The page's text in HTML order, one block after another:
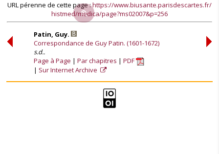
URL pérenne de cette page :https://www.biusante.parisdescartes.fr/
histmed/medica/page?ms02007&p=256
Patin, Guy.
Correspondance de Guy Patin. (1601-1672)
s.d..
Page à Page
Par chapitres
PDF
Sur Internet Archive